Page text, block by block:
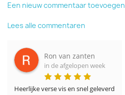
Een nieuw commentaar toevoegen
Lees alle commentaren
Ron van zanten
in de afgelopen week
Heerlijke verse vis en snel geleverd